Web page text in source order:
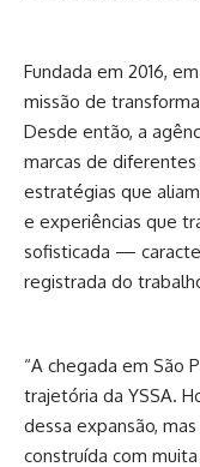
Fundada em 2016,
missão de
Desde então, a
marcas de
estratégias que
e experiências que
sofisticada —
registrada do
“A chegada em São
trajetória da YSSA.
dessa expansão,
construída com